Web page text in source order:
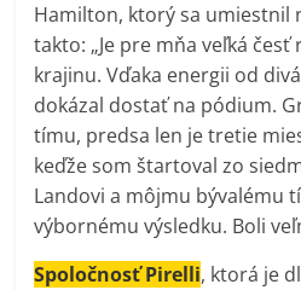
Hamilton, ktorý sa umiestnil
takto: „Je pre mňa veľká
krajinu. Vďaka energii od
dokázal dostať na pódium.
tímu, predsa len je tretie
keďže som štartoval zo
Landovi a môjmu bývalému
výbornému výsledku. Boli
Spoločnosť Pirelli, ktorá je